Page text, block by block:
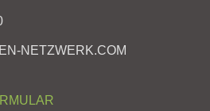
NETZWERK.COM